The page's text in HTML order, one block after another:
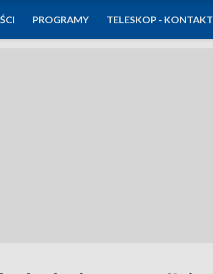
PROGRAMY TELESKOP - KONTAKT